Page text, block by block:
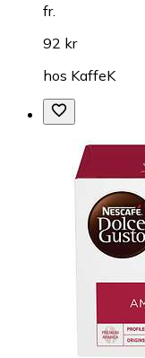
fr.
92 kr
hos KaffeK